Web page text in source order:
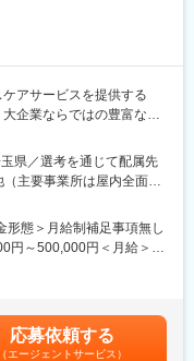
アサービスを提供する
企業ならではの豊富なキ
ィング、担当医療施設へ
、医師同士のコミュニケ
立ち上げ、講演会の企
県／選考を通じて配属先
主要事業所は屋内全面禁
形態＞月給制補足事項無し
円～500,000円＜月給＞
（1日1,500円／外勤3.5時
）※平均実績6ヶ月分■イン
応募依頼する
（エージェントサービス）